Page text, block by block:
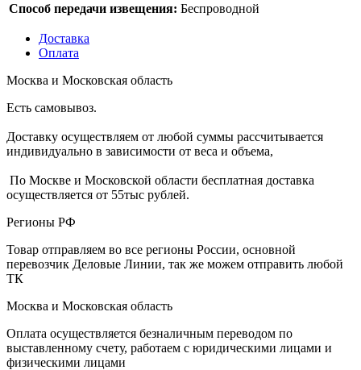
Способ передачи извещения: Беспроводной
Доставка
Оплата
Москва и Московская область
Есть самовывоз.
Доставку осуществляем от любой суммы рассчитывается
индивидуально в зависимости от веса и объема,
По Москве и Московской области бесплатная доставка
осуществляется от 55тыс рублей.
Регионы РФ
Товар отправляем во все регионы России, основной
перевозчик Деловые Линии, так же можем отправить любой
ТК
Москва и Московская область
Оплата осуществляется безналичным переводом по
выставленному счету, работаем с юридическими лицами и
физическими лицами